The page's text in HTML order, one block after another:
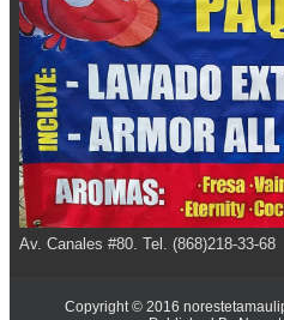
Av. Canales #80. Tel. (868)218-33-68
Copyright © 2016